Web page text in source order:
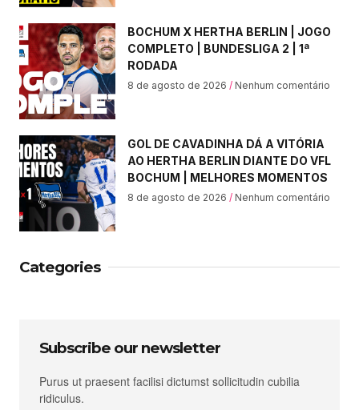
BOCHUM X HERTHA BERLIN | JOGO
COMPLETO | BUNDESLIGA 2 | 1ª
RODADA
8 de agosto de 2026 Nenhum comentário
GOL DE CAVADINHA DÁ A VITÓRIA
AO HERTHA BERLIN DIANTE DO VFL
BOCHUM | MELHORES MOMENTOS
8 de agosto de 2026 Nenhum comentário
Categories
Subscribe our newsletter
Purus ut praesent facilisi dictumst sollicitudin cubilia
ridiculus.